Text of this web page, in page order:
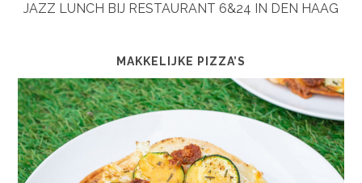
JAZZ LUNCH BIJ RESTAURANT 6&24 IN DEN HAAG
MAKKELIJKE PIZZA’S